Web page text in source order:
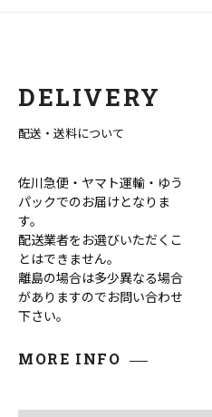
DELIVERY
配送・送料について
佐川急便・ヤマト運輸・ゆう
パックでのお届けとなりま
す。
配送業者をお選びいただくこ
とはできません。
離島の場合は多少異なる場合
がありますのでお問い合わせ
下さい。
MORE INFO